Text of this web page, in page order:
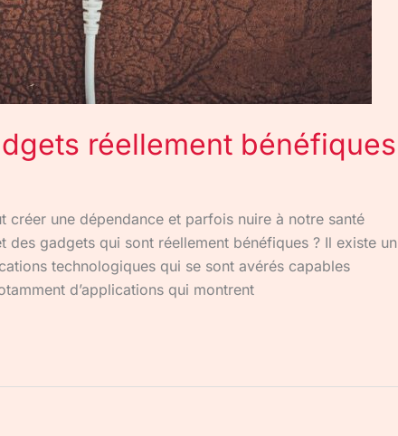
réellement bénéfiques
créer une dépendance et parfois nuire à notre santé
des gadgets qui sont réellement bénéfiques ? Il existe un
technologiques qui se sont avérés capables
d’applications qui montrent